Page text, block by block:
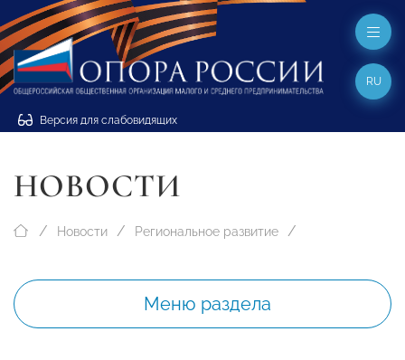
Версия для слабовидящих
RU
НОВОСТИ
Новости Региональное развитие
Меню раздела